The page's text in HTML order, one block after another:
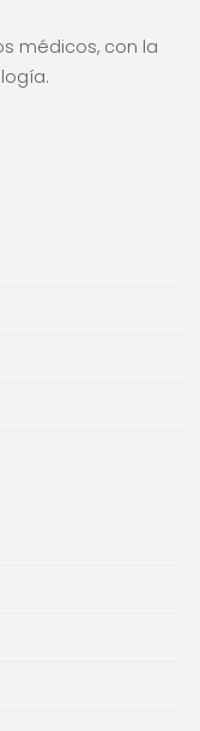
médicos, con la